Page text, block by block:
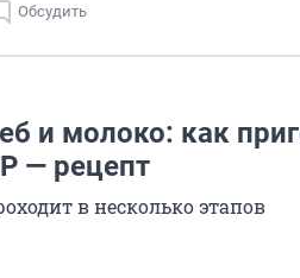
Обсудить
и молоко: как
— рецепт
в несколько этапов